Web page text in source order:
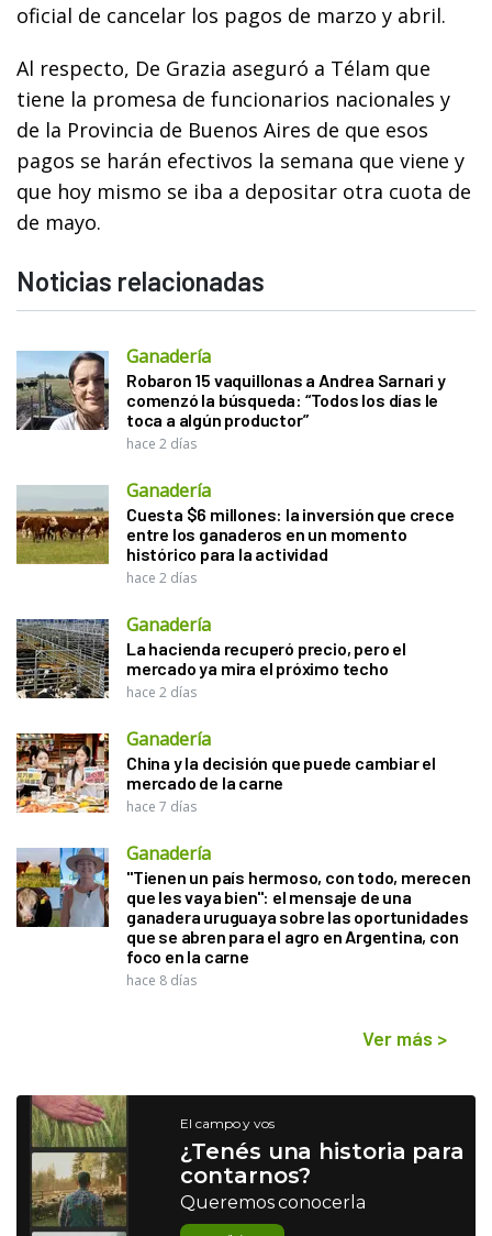
oficial de cancelar los pagos de marzo y abril.
Al respecto, De Grazia aseguró a Télam que
tiene la promesa de funcionarios nacionales y
de la Provincia de Buenos Aires de que esos
pagos se harán efectivos la semana que viene y
que hoy mismo se iba a depositar otra cuota de
de mayo.
Noticias relacionadas
Ganadería
Robaron 15 vaquillonas a Andrea Sarnari y
comenzó la búsqueda: “Todos los días le
toca a algún productor”
hace 2 días
Ganadería
Cuesta $6 millones: la inversión que crece
entre los ganaderos en un momento
histórico para la actividad
hace 2 días
Ganadería
La hacienda recuperó precio, pero el
mercado ya mira el próximo techo
hace 2 días
Ganadería
China y la decisión que puede cambiar el
mercado de la carne
hace 7 días
Ganadería
"Tienen un país hermoso, con todo, merecen
que les vaya bien": el mensaje de una
ganadera uruguaya sobre las oportunidades
que se abren para el agro en Argentina, con
foco en la carne
hace 8 días
Ver más >
El campo y vos
¿Tenés una historia para
contarnos?
Queremos conocerla